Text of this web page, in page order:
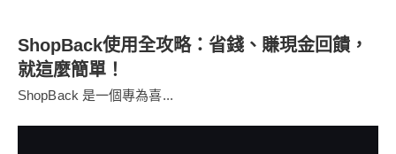
ShopBack使用全攻略：省錢、賺現金回饋，
就這麼簡單！
ShopBack 是一個專為喜...